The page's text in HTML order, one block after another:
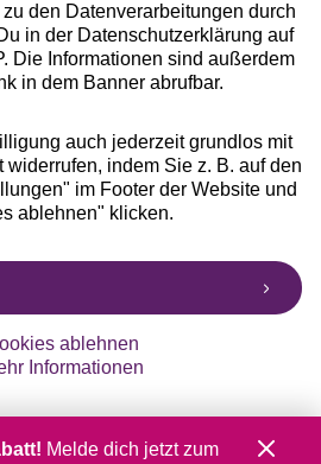
den Datenverarbeitungen durch
in der Datenschutzerklärung auf
Die Informationen sind außerdem
in dem Banner abrufbar.
auch jederzeit grundlos mit
widerrufen, indem Sie z. B. auf den
im Footer der Website und
ablehnen" klicken.
ablehnen
Informationen
Melde dich jetzt zum